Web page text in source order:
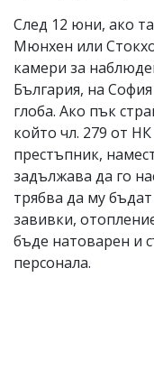
След 12 юни, ако
Мюнхен или
камери за
България, на
глоба. Ако пък
който чл. 279 от
престъпник,
задължава да го
трябва да му
завивки,
бъде натоварен и
персонала.